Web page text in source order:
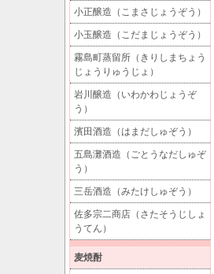
小正醸造（こまさじょうぞう）
小玉醸造（こだまじょうぞう）
霧島町蒸留所（きりしまちょう
じょうりゅうじょ）
岩川醸造（いわかわじょうぞ
う）
濱田酒造（はまだしゅぞう）
五島灘酒造（ごとうなだしゅぞ
う）
三岳酒造（みたけしゅぞう）
佐多宗二商店（さたそうじしょ
うてん）
麦焼酎